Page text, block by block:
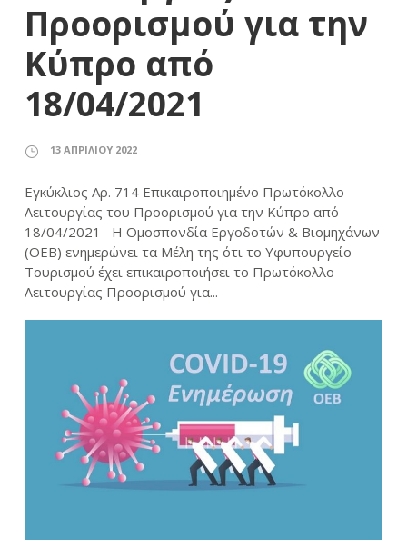
Προορισμού για την
Κύπρο από
18/04/2021
13 ΑΠΡΙΛΊΟΥ 2022
Εγκύκλιος Αρ. 714 Επικαιροποιημένο Πρωτόκολλο
Λειτουργίας του Προορισμού για την Κύπρο από
18/04/2021 Η Ομοσπονδία Εργοδοτών & Βιομηχάνων
(ΟΕΒ) ενημερώνει τα Μέλη της ότι το Υφυπουργείο
Τουρισμού έχει επικαιροποιήσει το Πρωτόκολλο
Λειτουργίας Προορισμού για...